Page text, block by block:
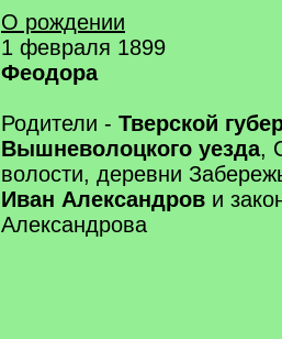
О рождении
1 февраля 1899
Феодора
Родители - Тверской
Вышневолоцкого уезда,
волости, деревни
Иван Александров и
Александрова